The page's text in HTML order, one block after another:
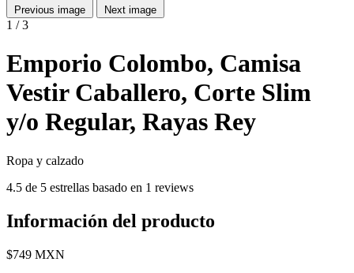
Previous image Next image
1 / 3
Emporio Colombo, Camisa
Vestir Caballero, Corte Slim
y/o Regular, Rayas Rey
Ropa y calzado
4.5 de 5 estrellas basado en 1 reviews
Información del producto
$749 MXN